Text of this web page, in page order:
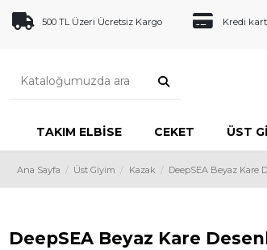
500 TL Üzeri Ücretsiz Kargo Kredi
TAKIM ELBISE CEKET ÜST
Ana Sayfa Üst Giyim Kazak DeepSEA Beyaz Kare
DeepSEA Beyaz Kare